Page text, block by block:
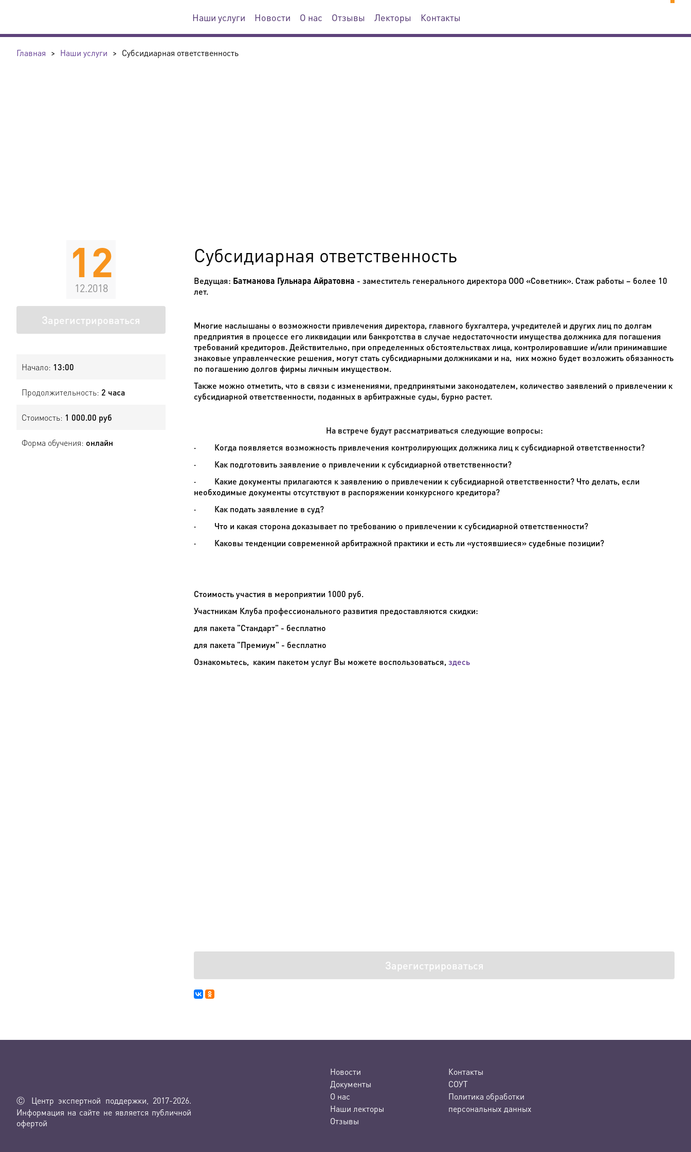
Наши услуги Новости О нас Отзывы Лекторы Контакты
Главная > Наши услуги > Субсидиарная ответственность
12
12.2018
Зарегистрироваться
Начало: 13:00
Продолжительность: 2 часа
Стоимость: 1 000.00 руб
Форма обучения: онлайн
Субсидиарная ответственность
Ведущая: Батманова Гульнара Айратовна - заместитель генерального директора ООО «Советник». Стаж работы – более 10
лет.
Многие наслышаны о возможности привлечения директора, главного бухгалтера, учредителей и других лиц по долгам
предприятия в процессе его ликвидации или банкротства в случае недостаточности имущества должника для погашения
требований кредиторов. Действительно, при определенных обстоятельствах лица, контролировавшие и/или принимавшие
знаковые управленческие решения, могут стать субсидиарными должниками и на, них можно будет возложить обязанность
по погашению долгов фирмы личным имуществом.
Также можно отметить, что в связи с изменениями, предпринятыми законодателем, количество заявлений о привлечении к
субсидиарной ответственности, поданных в арбитражные суды, бурно растет.
На встрече будут рассматриваться следующие вопросы:
·
Когда появляется возможность привлечения контролирующих должника лиц к субсидиарной ответственности?
·
Как подготовить заявление о привлечении к субсидиарной ответственности?
·
Какие документы прилагаются к заявлению о привлечении к субсидиарной ответственности? Что делать, если
необходимые документы отсутствуют в распоряжении конкурсного кредитора?
·
Как подать заявление в суд?
·
Что и какая сторона доказывает по требованию о привлечении к субсидиарной ответственности?
·
Каковы тенденции современной арбитражной практики и есть ли «устоявшиеся» судебные позиции?
Стоимость участия в мероприятии 1000 руб.
Участникам Клуба профессионального развития предоставляются скидки:
для пакета "Стандарт" - бесплатно
для пакета "Премиум" - бесплатно
Ознакомьтесь, каким пакетом услуг Вы можете воспользоваться, здесь
Зарегистрироваться
Ⓒ Центр экспертной поддержки, 2017-2026.
Информация на сайте не является публичной
офертой
Новости
Документы
О нас
Наши лекторы
Отзывы
Контакты
СОУТ
Политика обработки
персональных данных